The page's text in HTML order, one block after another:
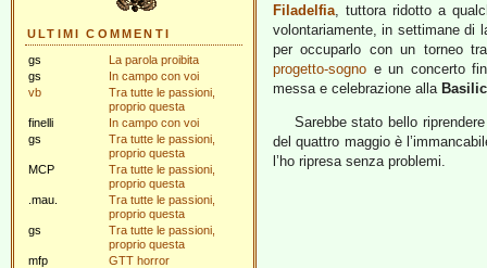
ULTIMI COMMENTI
gs
La parola proibita
gs
In campo con voi
vb
Tra tutte le passioni,
proprio questa
finelli
In campo con voi
gs
Tra tutte le passioni,
proprio questa
MCP
Tra tutte le passioni,
proprio questa
.mau.
Tra tutte le passioni,
proprio questa
gs
Tra tutte le passioni,
proprio questa
mfp
GTT horror
Filadelfia, tuttora ridotto a
volontariamente, in settimane di
per occuparlo con un torneo
progetto-sogno e un concerto
messa e celebrazione alla
Sarebbe stato bello
del quattro maggio è
l’ho ripresa senza problemi.